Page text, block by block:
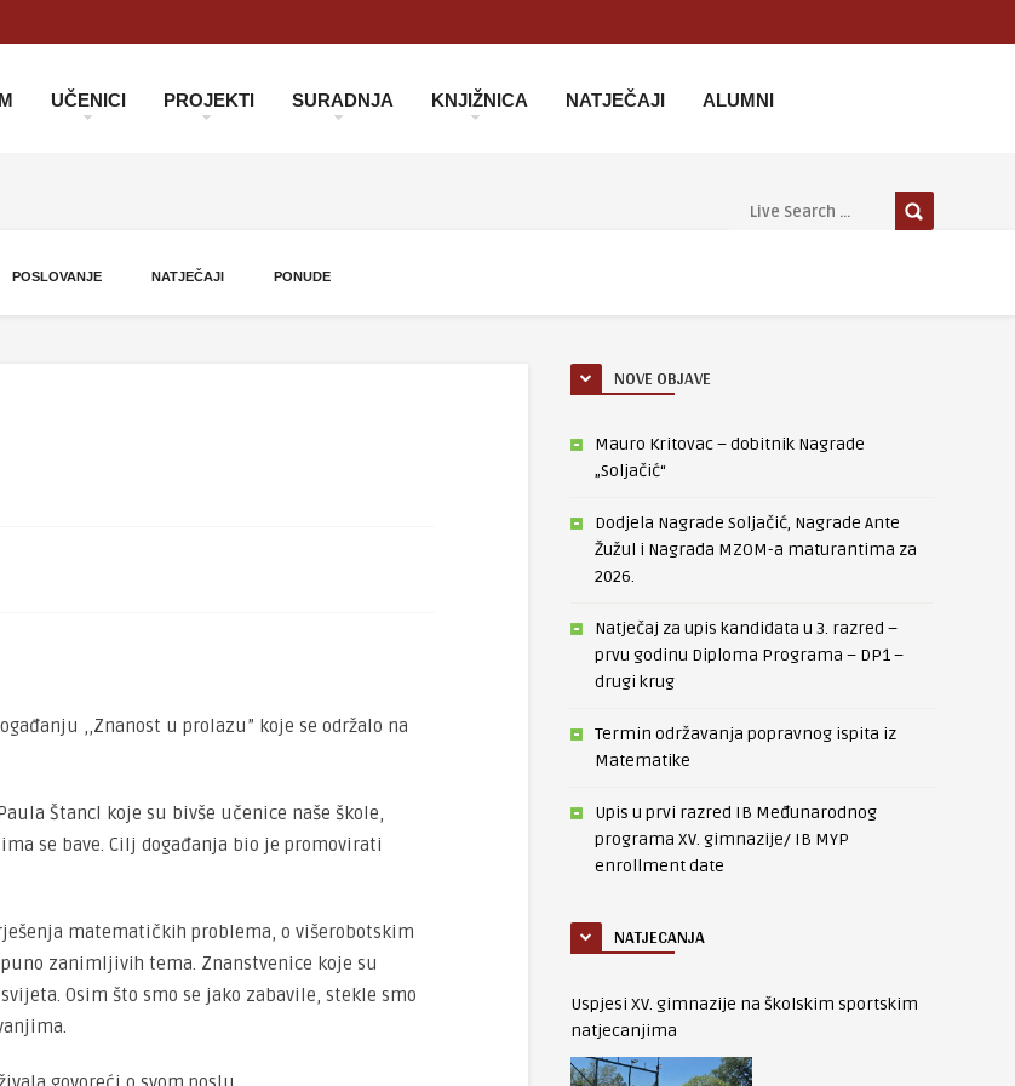
UČENICI PROJEKTI SURADNJA KNJIŽNICA NATJEČAJI ALUMNI
POSLOVANJE NATJEČAJI PONUDE
,,Znanost u prolazu” koje se održalo na
Štancl koje su bivše učenice naše škole,
se bave. Cilj događanja bio je promovirati
matematičkih problema, o višerobotskim
zanimljivih tema. Znanstvenice koje su
Osim što smo se jako zabavile, stekle smo
NOVE OBJAVE
Mauro Kritovac – dobitnik Nagrade
„Soljačić“
Dodjela Nagrade Soljačić, Nagrade Ante
Žužul i Nagrada MZOM-a maturantima za
2026.
Natječaj za upis kandidata u 3. razred –
prvu godinu Diploma Programa – DP1 –
drugi krug
Termin održavanja popravnog ispita iz
Matematike
Upis u prvi razred IB Međunarodnog
programa XV. gimnazije/ IB MYP
enrollment date
NATJECANJA
Uspjesi XV. gimnazije na školskim sportskim
natjecanjima